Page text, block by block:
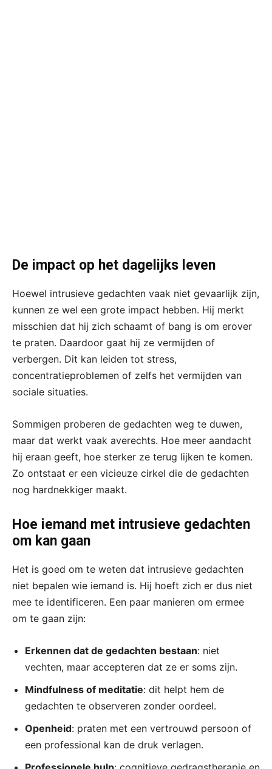
De impact op het dagelijks leven
Hoewel intrusieve gedachten vaak niet gevaarlijk zijn,
kunnen ze wel een grote impact hebben. Hij merkt
misschien dat hij zich schaamt of bang is om erover
te praten. Daardoor gaat hij ze vermijden of
verbergen. Dit kan leiden tot stress,
concentratieproblemen of zelfs het vermijden van
sociale situaties.
Sommigen proberen de gedachten weg te duwen,
maar dat werkt vaak averechts. Hoe meer aandacht
hij eraan geeft, hoe sterker ze terug lijken te komen.
Zo ontstaat er een vicieuze cirkel die de gedachten
nog hardnekkiger maakt.
Hoe iemand met intrusieve gedachten
om kan gaan
Het is goed om te weten dat intrusieve gedachten
niet bepalen wie iemand is. Hij hoeft zich er dus niet
mee te identificeren. Een paar manieren om ermee
om te gaan zijn:
Erkennen dat de gedachten bestaan: niet
vechten, maar accepteren dat ze er soms zijn.
Mindfulness of meditatie: dit helpt hem de
gedachten te observeren zonder oordeel.
Openheid: praten met een vertrouwd persoon of
een professional kan de druk verlagen.